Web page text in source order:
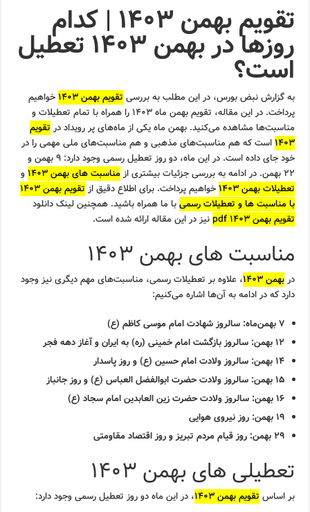
تقویم بهمن ۱۴۰۳ | کدام
روز‌ها در بهمن ۱۴۰۳ تعطیل
است؟
به گزارش نبض بورس، در این مطلب به بررسی تقویم بهمن ۱۴۰۳
خواهیم
پرداخت. در این مقاله، تقویم بهمن ماه ۱۴۰۳ را همراه با تمام تعطیلات و
مناسبت‌ها مشاهده می‌کنید. بهمن ماه یکی از ماه‌های پر رویداد در تقویم
۱۴۰۳ است که هم مناسبت‌های مذهبی و هم مناسبت‌های ملی مهمی را در
خود جای داده است. در این ماه، دو روز تعطیل رسمی وجود دارد: ۹ بهمن و
۲۲ بهمن. در ادامه به بررسی جزئیات بیشتری از
مناسبت های بهمن ۱۴۰۳
و
تعطیلات بهمن ۱۴۰۳
خواهیم پرداخت. برای اطلاع دقیق از
تقویم بهمن ۱۴۰۳
با مناسبت ها و تعطیلات رسمیبا ما همراه باشید. همچنین لینک دانلود
تقویم بهمن ۱۴۰۳ pdf
نیز در این مقاله ارائه شده است.
مناسبت های بهمن ۱۴۰۳
دربهمن ۱۴۰۳
، علاوه بر تعطیلات رسمی، مناسبت‌های مهم دیگری نیز وجود
دارد که در ادامه به آن‌ها اشاره می‌کنیم:
۷ بهمن‌ماه: سالروز شهادت امام موسی کاظم (ع)
۱۲ بهمن: سالروز بازگشت امام خمینی (ره) به ایران و آغاز دهه فجر
۱۴ بهمن: سالروز ولادت امام حسین (ع) و روز پاسدار
۱۵ بهمن: سالروز ولادت حضرت ابوالفضل العباس (ع) و روز جانباز
۱۶ بهمن: سالروز ولادت حضرت زین العابدین امام سجاد (ع)
۱۹ بهمن: روز نیروی هوایی
۲۹ بهمن: روز قیام مردم تبریز و روز اقتصاد مقاومتی
تعطیلی های بهمن ۱۴۰۳
بر اساس تقویم بهمن ۱۴۰۳
، در این ماه دو روز تعطیل رسمی وجود دارد: